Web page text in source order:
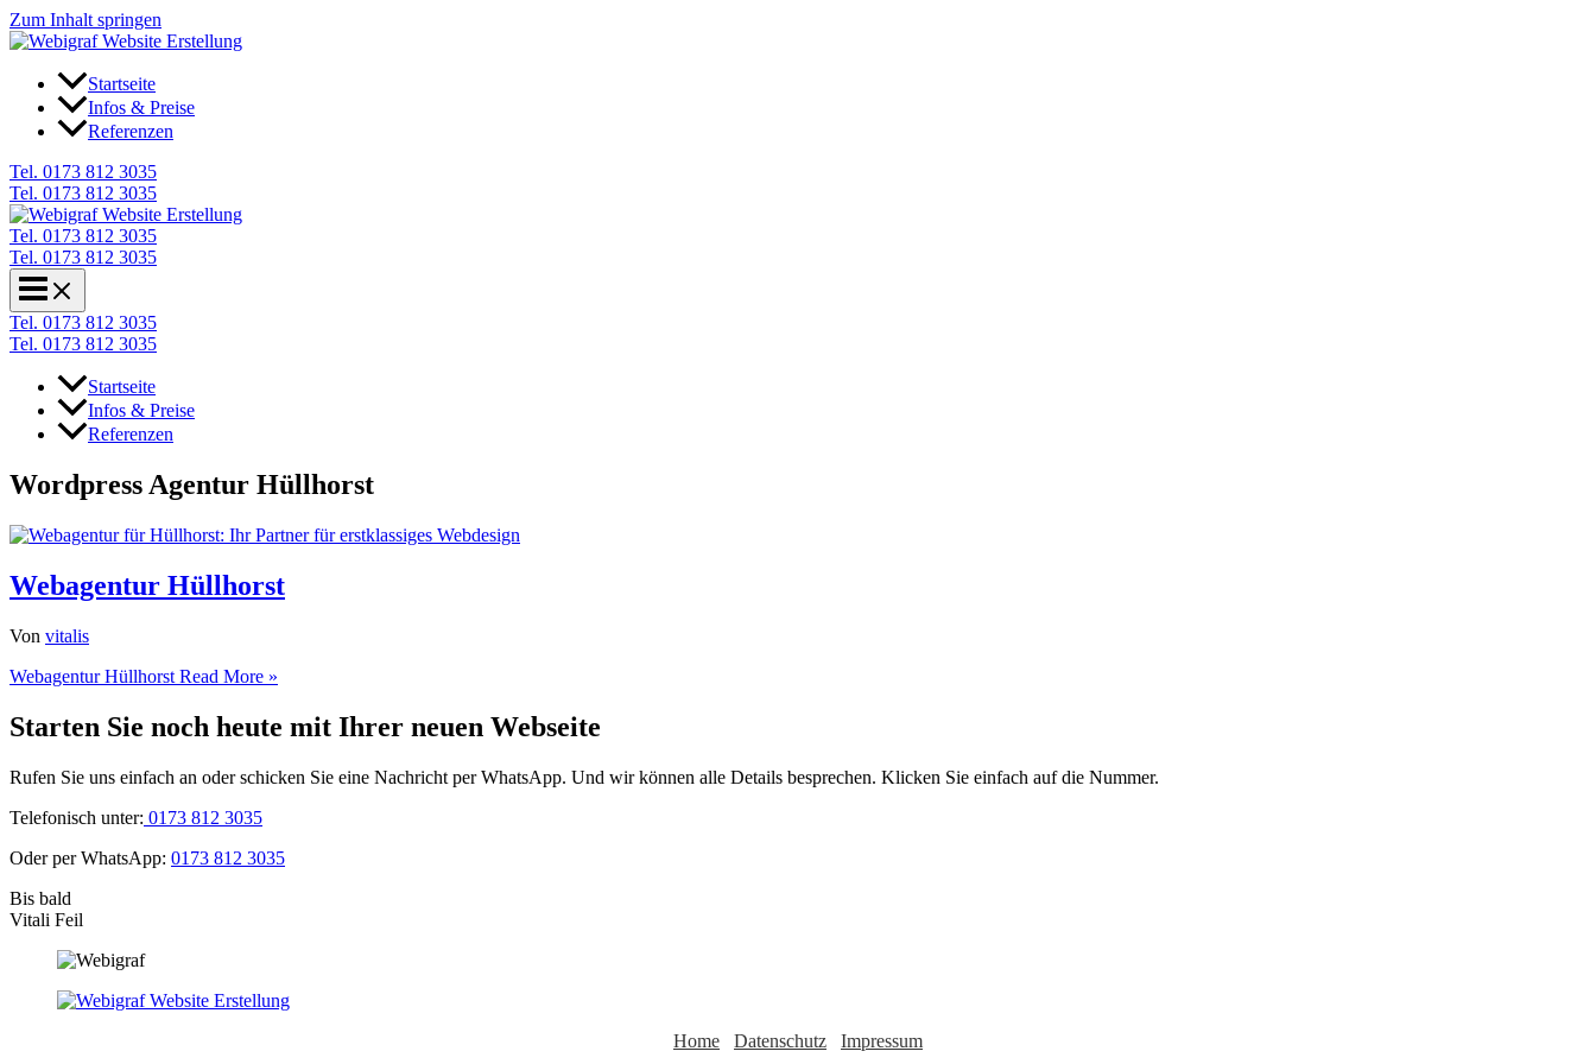
Zum Inhalt springen
Startseite
Infos & Preise
Referenzen
Tel. 0173 812 3035
Tel. 0173 812 3035
Tel. 0173 812 3035
Tel. 0173 812 3035
Tel. 0173 812 3035
Tel. 0173 812 3035
Startseite
Infos & Preise
Referenzen
Wordpress Agentur Hüllhorst
Webagentur Hüllhorst
Von vitalis
Webagentur Hüllhorst Read More »
Starten Sie noch heute mit Ihrer neuen Webseite
Rufen Sie uns einfach an oder schicken Sie eine Nachricht per WhatsApp. Und wir können alle Details besprechen. Klicken Sie einfach auf die Nummer.
Telefonisch unter: 0173 812 3035
Oder per WhatsApp: 0173 812 3035
Bis bald
Vitali Feil
Home Datenschutz Impressum